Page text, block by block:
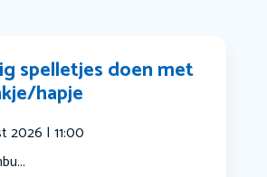
spelletjes doen met
hapje
2026 | 11:00